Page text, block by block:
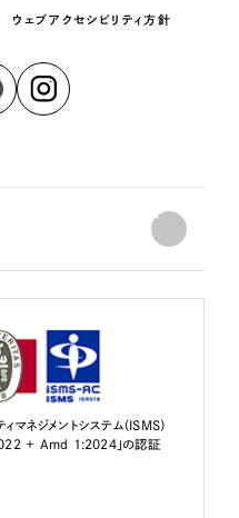
ウェブアクセシビリティ方針
マネジメントシステム（ISMS）
+ Amd 1:2024」の認証